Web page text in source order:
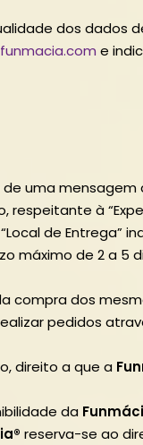
dos dados
e
uma mensagem
à
de Entrega”
máximo de 2 a 5
compra dos
pedidos
direito a que a
da
reserva-se ao